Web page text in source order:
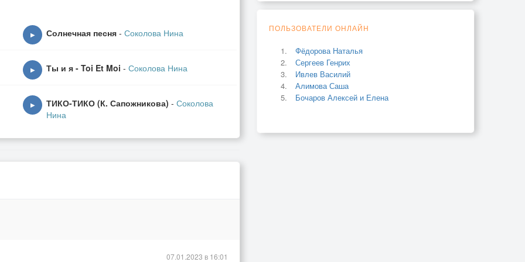
▶ Солнечная песня - Соколова Нина
▶ Ты и я - Toi Et Moi - Соколова Нина
▶ ТИКО-ТИКО (К. Сапожникова) - Соколова
Нина
07.01.2023 в 16:01
ПОЛЬЗОВАТЕЛИ ОНЛАЙН
Фёдорова Наталья
Сергеев Генрих
Ивлев Василий
Алимова Саша
Бочаров Алексей и Елена